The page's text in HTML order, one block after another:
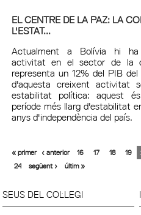
EL CENTRE DE LA PAZ: LA
L'ESTAT...
Actualment a Bolívia hi
activitat en el sector de la
representa un 12% del PIB
d'aquesta creixent activitat
estabilitat política: aquest
període més llarg d'estabilitat
anys d'independència del país.
« primer ‹ anterior 16 17 18 19
24
següent › últim »
SEUS DEL COL·LEGI